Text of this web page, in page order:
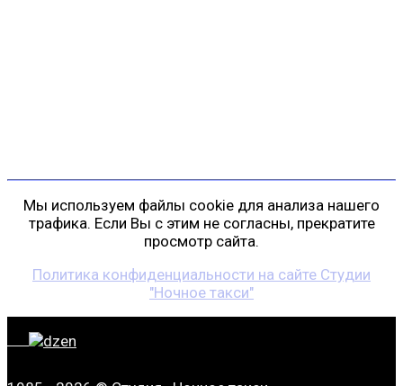
Мы используем файлы cookie для анализа нашего
трафика. Если Вы с этим не согласны, прекратите
просмотр сайта.
Политика конфиденциальности на сайте Студии
"Ночное такси"